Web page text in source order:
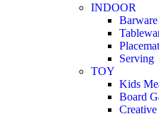
INDOOR
Barware
Serving
TOY
Kids
Board